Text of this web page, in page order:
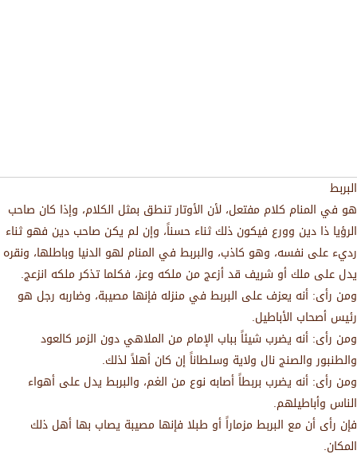
البربط
هو في المنام كلام مفتعل، لأن الأوتار تنطق بمثل الكلام، وإذا كان صاحب
الرؤيا ذا دين وورع فيكون ذلك ثناء حسناً، وإن لم يكن صاحب دين فهو ثناء
رديء على نفسه، وهو كاذب، والبربط في المنام لهو الدنيا وباطلها، ونقره
يدل على ملك أو شريف قد أزعج من ملكه وعز، فكلما تذكر ملكه انزعج.
ومن رأى: أنه يعزف على البربط في منزله فإنها مصيبة، وضاربه رجل هو
رئيس أصحاب الأباطيل.
ومن رأى: أنه يضرب شيئاً بباب الإمام من الملاهي دون الزمر كالعود
والطنبور والصنج نال ولاية وسلطاناً إن كان أهلاً لذلك.
ومن رأى: أنه يضرب بربطاً أصابه نوع من الغم، والبربط يدل على أهواء
الناس وأباطيلهم.
فإن رأى أن مع البربط مزماراً أو طبلا فإنها مصيبة يصاب بها أهل ذلك
المكان.